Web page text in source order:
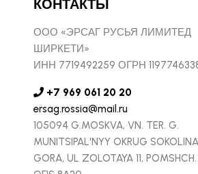
веру
компанию
ПЕЧЕНИЦЫН
ДИРЕКТОР РОССИИ
КОНТАКТЫ
ООО «ЭРСАГ РУСЬЯ ЛИМИТЕД
ШИРКЕТИ»
ИНН 7719492259 ОГРН
+7 969 061 20 20
ersag.rossia@mail.ru
105094 G.MOSKVA, VN. TER. G.
MUNITSIPAL'NYY OKRUG
GORA, UL ZOLOTAYA 11,